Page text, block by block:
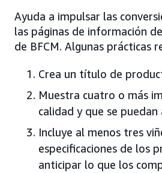
Ayuda a impulsar las
las páginas de información
de BFCM. Algunas prácticas
Crea un título de
Muestra cuatro o más
calidad y que se puedan
Incluye al menos tres
especificaciones de los
anticipar lo que los